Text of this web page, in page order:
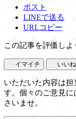
ポスト
LINEで送る
URLコピー
この記事を評価しよ
イマイチ いいね
いただいた内容は
す。個々のご意見
さいませ。